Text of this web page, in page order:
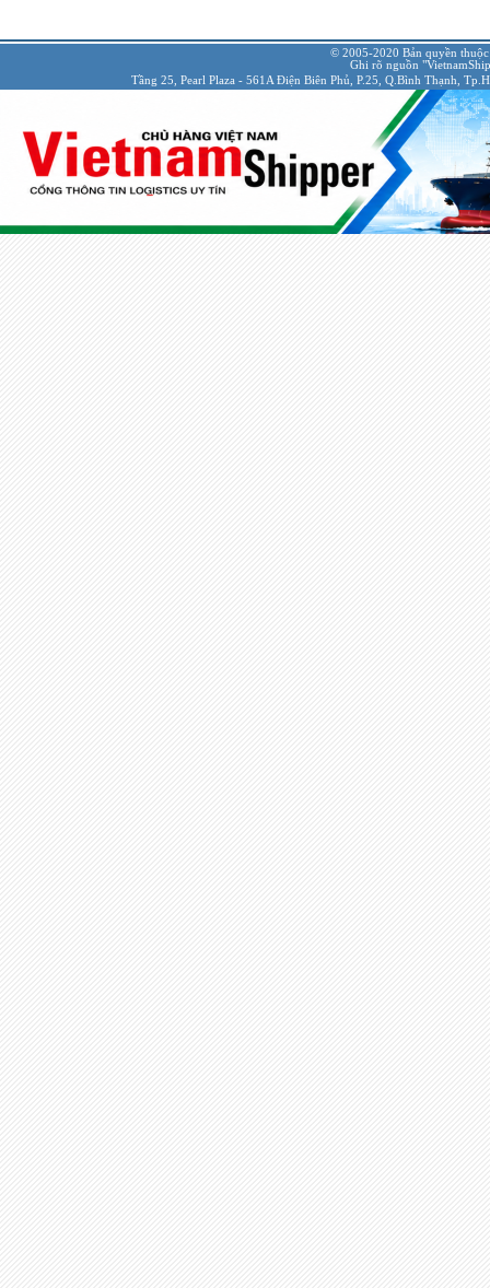
© 2005-2020 Bản quyền
Ghi rõ nguồn
Tầng 25, Pearl Plaza - 561A Điện Biên Phủ, P.25, Q.Bình Thạnh,